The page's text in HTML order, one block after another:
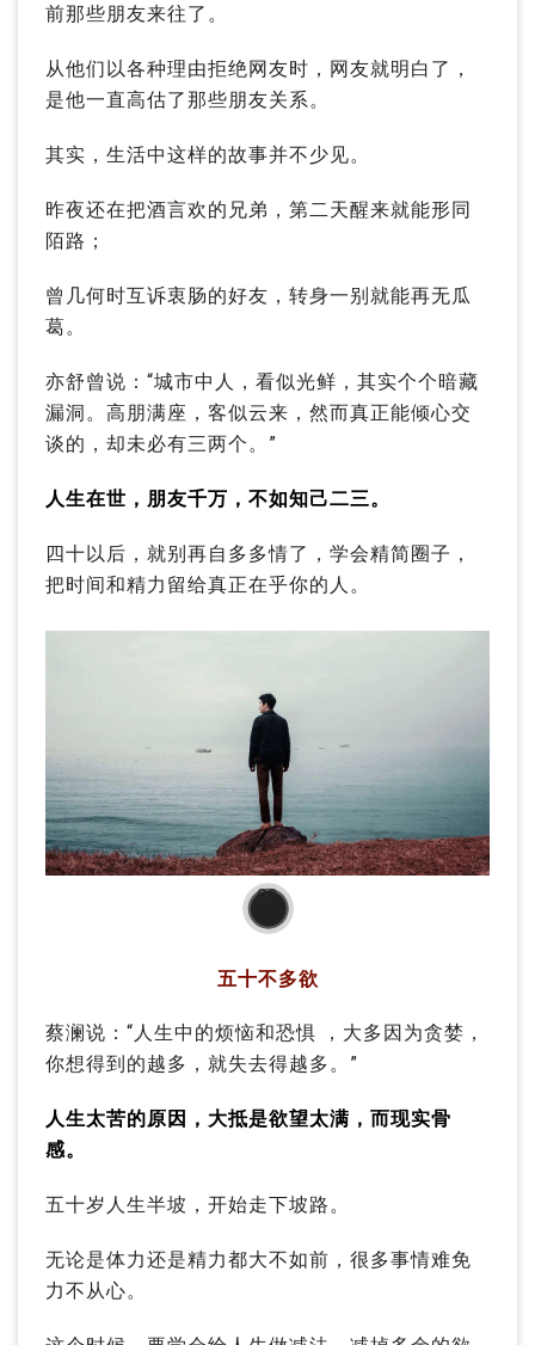
前那些朋友来往了。
从他们以各种理由拒绝网友时，网友就明白了，
是他一直高估了那些朋友关系。
其实，生活中这样的故事并不少见。
昨夜还在把酒言欢的兄弟，第二天醒来就能形同
陌路；
曾几何时互诉衷肠的好友，转身一别就能再无瓜
葛。
亦舒曾说： “城市中人，看似光鲜，其实个个暗藏
漏洞。 高朋满座，客似云来，然而真正能倾心交
谈的，却未必有三两个。 ”
人生在世，朋友千万，不如知己二三。
四十以后，就别再自多多情了，学会精简圈子，
把时间和精力留给真正在乎你的人。
02
五十不多欲
蔡澜说：“人生中的烦恼和恐惧 ，大多因为贪婪，
你想得到的越多，就失去得越多。”
人生太苦的原因，大抵是欲望太满，而现实骨
感。
五十岁人生半坡，开始走下坡路。
无论是体力还是精力都大不如前，很多事情难免
力不从心。